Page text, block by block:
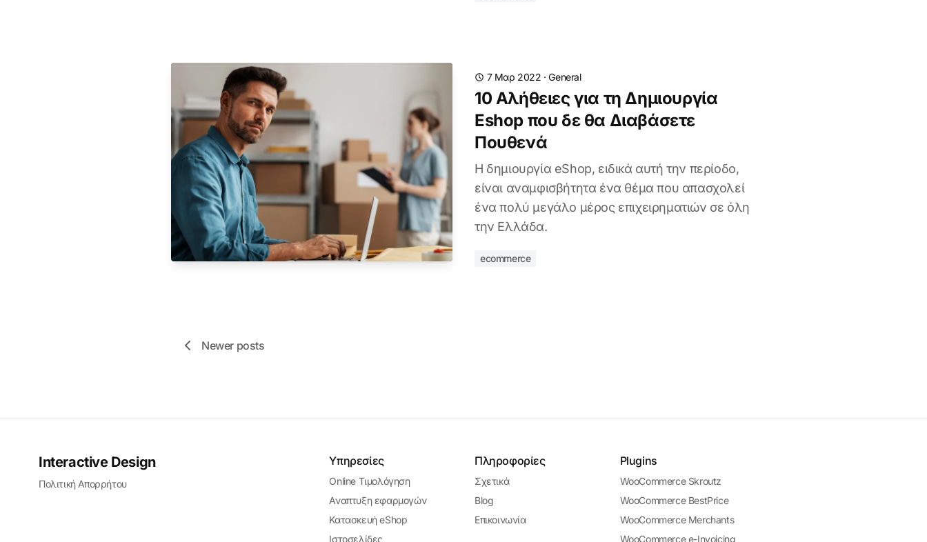
7 Μαρ 2022 ·General
10 Αλήθειες για τη Δημιουργία
Eshop που δε θα Διαβάσετε
Πουθενά
Η δημιουργία eShop, ειδικά αυτή την περίοδο,
είναι αναμφισβήτητα ένα θέμα που απασχολεί
ένα πολύ μεγάλο μέρος επιχειρηματιών σε όλη
την Ελλάδα.
ecommerce
Newer posts
Interactive Design
Πολιτική Απορρήτου
Υπηρεσίες
Online Τιμολόγηση
Αναπτυξη εφαρμογών
Κατασκευή eShop
Ιστοσελίδες
Πληροφορίες
Σχετικά
Blog
Επικοινωνία
Plugins
WooCommerce Skroutz
WooCommerce BestPrice
WooCommerce Merchants
WooCommerce e-Invoicing